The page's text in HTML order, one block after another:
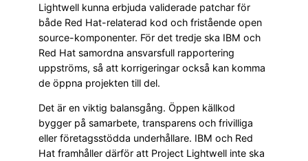
Lightwell kunna erbjuda validerade patchar för
både Red Hat-relaterad kod och fristående open
source-komponenter. För det tredje ska IBM och
Red Hat samordna ansvarsfull rapportering
uppströms, så att korrigeringar också kan komma
de öppna projekten till del.
Det är en viktig balansgång. Öppen källkod
bygger på samarbete, transparens och frivilliga
eller företagsstödda underhållare. IBM och Red
Hat framhåller därför att Project Lightwell inte ska